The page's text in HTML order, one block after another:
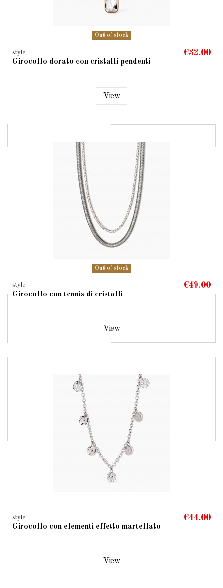
Out of stock
style
Girocollo dorato con cristalli pendenti
€32.00
View
Out of stock
style
Girocollo con tennis di cristalli
€49.00
View
style
Girocollo con elementi effetto martellato
€44.00
View